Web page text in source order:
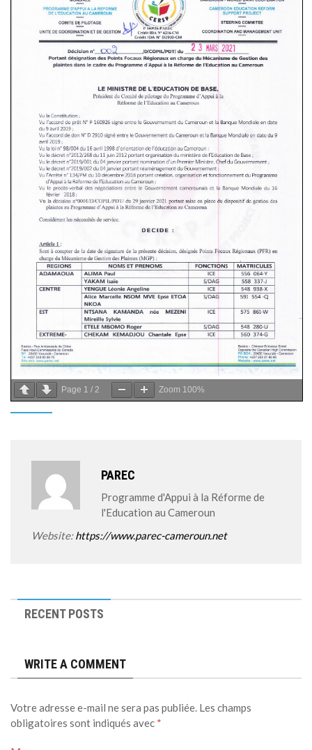
Page 1 / 2 Zoom 100%
PAREC
Programme d'Appui à la Réforme de
l'Education au Cameroun
Website:https://www.parec-cameroun.net
RECENT POSTS
WRITE A COMMENT
Votre adresse e-mail ne sera pas publiée. Les champs
obligatoires sont indiqués avec *